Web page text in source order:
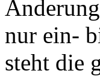
nur ein-
steht die